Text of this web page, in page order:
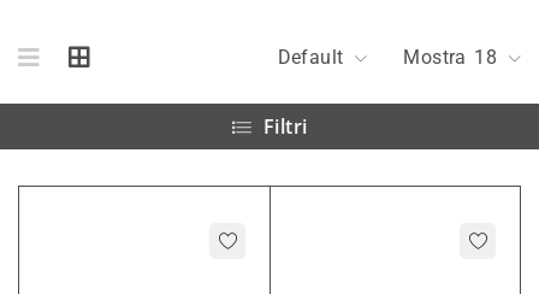
Default Mostra 18
Filtri